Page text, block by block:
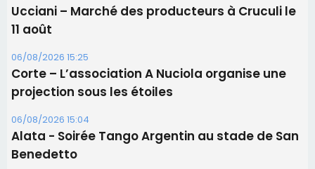
Les plus lus
Éclipse du 12 août : Où s'installer en Corse pour
profiter pleinement du spectacle ?
Satine Nomary est la nouvelle Miss Corse 2026
Éclipse du 12 août : la Corse aux premières loges
d'un spectacle qui ne reviendra pas avant 2081